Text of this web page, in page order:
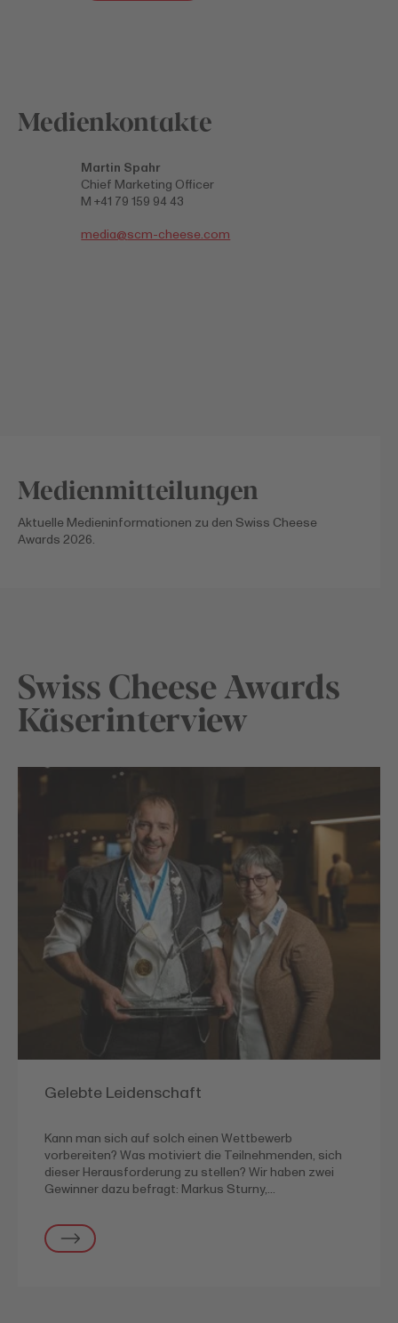
Medienkontakte
Martin Spahr
Chief Marketing Officer
M +41 79 159 94 43
media@scm-cheese.com
Medienmitteilungen
Aktuelle Medieninformationen zu den Swiss Cheese
Awards 2026.
Swiss Cheese Awards
Käserinterview
Gelebte Leidenschaft
Kann man sich auf solch einen Wettbewerb
vorbereiten? Was motiviert die Teilnehmenden, sich
dieser Herausforderung zu stellen? Wir haben zwei
Gewinner dazu befragt: Markus Sturny,…